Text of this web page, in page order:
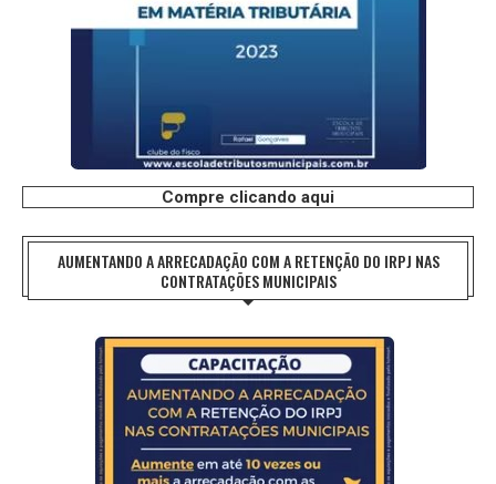
Compre clicando aqui
AUMENTANDO A ARRECADAÇÃO COM A RETENÇÃO DO IRPJ NAS
CONTRATAÇÕES MUNICIPAIS